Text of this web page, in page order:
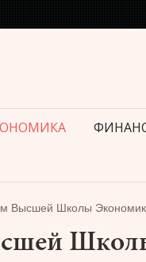
Высшей Школы